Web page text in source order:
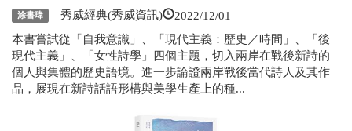
涂書瑋 秀威經典(秀威資訊) 2022/12/01
本書嘗試從「自我意識」、「現代主義：歷史／時間」、「後
現代主義」、「女性詩學」四個主題，切入兩岸在戰後新詩的
個人與集體的歷史語境。進一步論證兩岸戰後當代詩人及其作
品，展現在新詩話語形構與美學生產上的種...